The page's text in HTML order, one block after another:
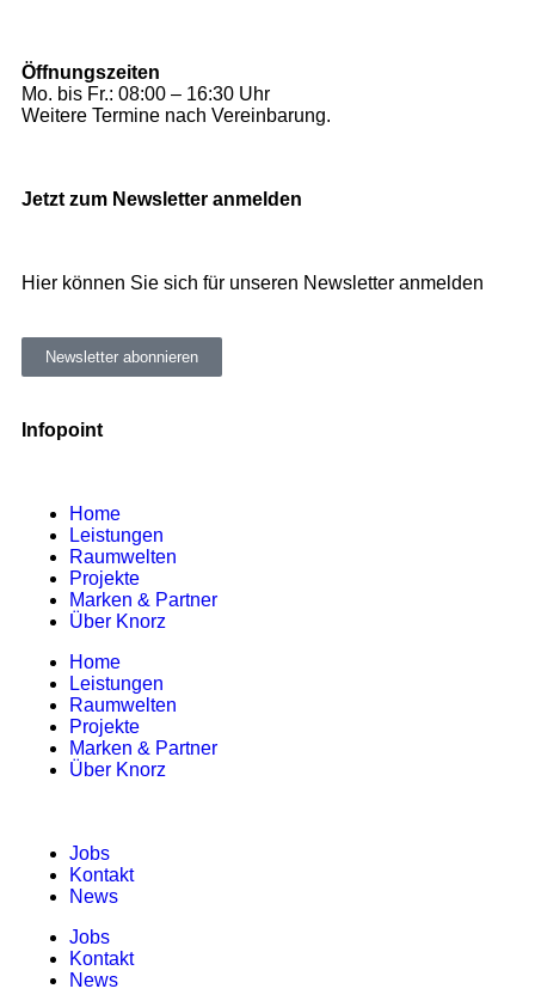
Öffnungszeiten
Mo. bis Fr.: 08:00 – 16:30 Uhr
Weitere Termine nach Vereinbarung.
Jetzt zum Newsletter anmelden
Hier können Sie sich für unseren Newsletter anmelden
Newsletter abonnieren
Infopoint
Home
Leistungen
Raumwelten
Projekte
Marken & Partner
Über Knorz
Home
Leistungen
Raumwelten
Projekte
Marken & Partner
Über Knorz
Jobs
Kontakt
News
Jobs
Kontakt
News